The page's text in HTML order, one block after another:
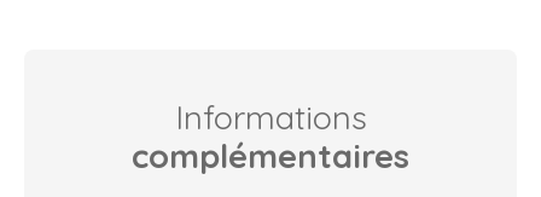
Informations
complémentaires